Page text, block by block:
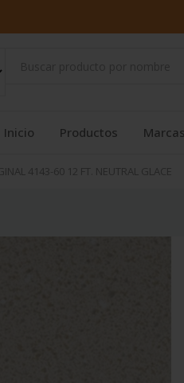
Inicio Productos Marcas
4143-60 12 FT. NEUTRAL GLACE